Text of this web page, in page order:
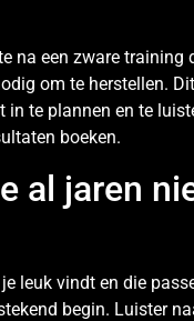
na een zware training
om te herstellen.
te plannen en te
boeken.
al jaren
leuk vindt en die
begin. Luister